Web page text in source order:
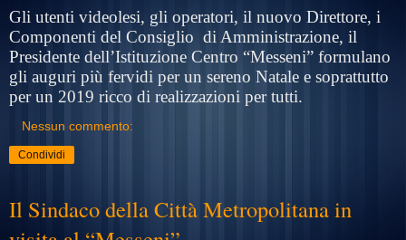
Gli utenti videolesi, gli operatori, il nuovo Direttore, i
Componenti del Consiglio di Amministrazione, il
Presidente dell’Istituzione Centro “Messeni” formulano
gli auguri più fervidi per un sereno Natale e soprattutto
per un 2019 ricco di realizzazioni per tutti.
Nessun commento:
Condividi
Il Sindaco della Città Metropolitana in